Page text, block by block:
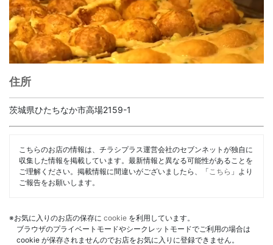
住所
茨城県ひたちなか市高場2159-1
こちらのお店の情報は、チラシプラス運営会社のセブンネットが独自に
収集した情報を掲載しています。最新情報と異なる可能性があることを
ご理解ください。掲載情報に間違いがございましたら、「 こちら 」より
ご報告をお願いします。
※お気に入りのお店の保存に cookie を利用しています。
ブラウザのプライベートモードやシークレットモードでご利用の場合は
cookie が保存されませんのでお店をお気に入りに登録できません。